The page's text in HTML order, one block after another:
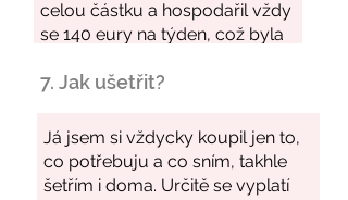
7. Jak ušetřit?